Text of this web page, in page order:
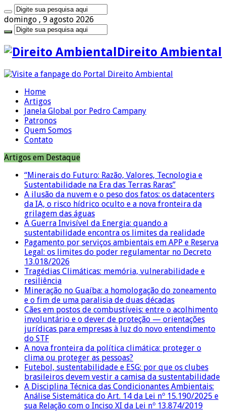
domingo , 9 agosto 2026
Direito Ambiental
Home
Artigos
Janela Global por Pedro Campany
Patronos
Quem Somos
Contato
Artigos em Destaque
“Minerais do Futuro: Razão, Valores, Tecnologia e
Sustentabilidade na Era das Terras Raras”
A ilusão da nuvem e o peso dos fatos: os datacenters
da IA, o risco hídrico oculto e a nova fronteira da
grilagem das águas
A Guerra Invisível da Energia: quando a
sustentabilidade encontra os limites da realidade
Pagamento por serviços ambientais em APP e Reserva
Legal: os limites do poder regulamentar no Decreto
13.018/2026
Tragédias Climáticas: memória, vulnerabilidade e
resiliência
Mineração no Guaíba: a homologação do zoneamento
e o fim de uma paralisia de duas décadas
Cães em postos de combustíveis: entre o acolhimento
involuntário e o dever de proteção — orientações
jurídicas para empresas à luz do novo entendimento
do STF
A nova fronteira da política climática: proteger o
clima ou proteger as pessoas?
Futebol, sustentabilidade e ESG: por que os clubes
brasileiros devem vestir a camisa da sustentabilidade
A Disciplina Técnica das Condicionantes Ambientais:
Análise Sistemática do Art. 14 da Lei nº 15.190/2025 e
sua Relação com o Inciso XI da Lei nº 13.874/2019